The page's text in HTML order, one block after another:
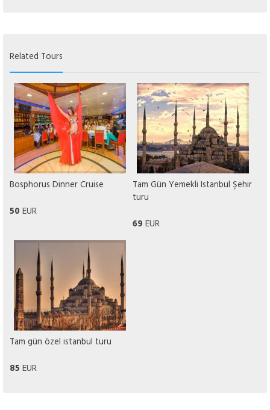
Related Tours
Bosphorus Dinner Cruise
50 EUR
Tam Gün Yemekli Istanbul Şehir
turu
69 EUR
Tam gün özel istanbul turu
85 EUR